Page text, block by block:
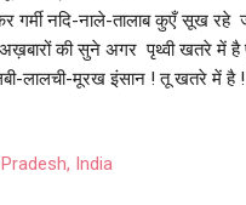
गर्मी नदि-नाले-तालाब कुएँ सूख
की सुने अगर पृथ्वी खतरे में है
लालची-मूरख इंसान ! तू खतरे में है
की लाल माटी महकती ऊँची डाल
India